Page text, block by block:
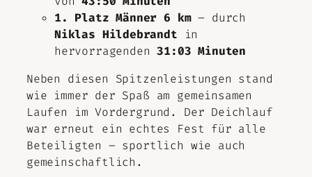
1. Platz Männer 6 km– durch
Niklas Hildebrandt in
hervorragenden31:03 Minuten
Neben diesen Spitzenleistungen stand
wie immer der Spaß am gemeinsamen
Laufen im Vordergrund. Der Deichlauf
war erneut ein echtes Fest für alle
Beteiligten – sportlich wie auch
gemeinschaftlich.